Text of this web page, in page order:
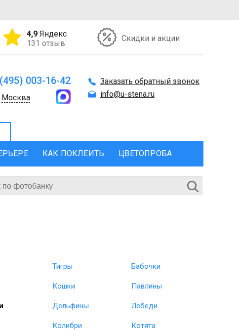
4,9 Яндекс
131 отзыв
Скидки и акции
003-16-42
Москва
Заказать обратный звонок
info@u-stena.ru
КАК ПОКЛЕИТЬ ЦВЕТОПРОБА
Тигры Бабочки
Кошки Павлины
Дельфины Лебеди
Колибри Котята